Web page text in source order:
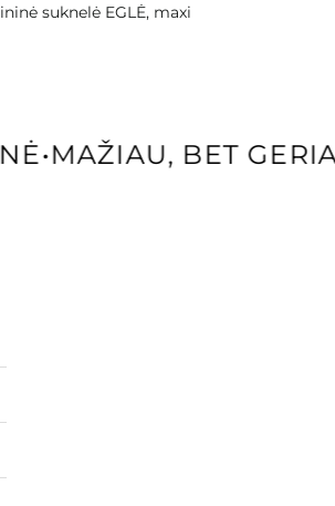
suknelė EGLĖ, maxi
• MAŽIAU, BET GERIAU